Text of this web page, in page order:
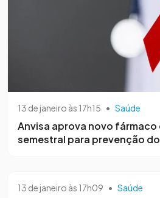
13 de janeiro às 17h15 • Saúde
Anvisa aprova novo fármaco
semestral para prevenção do
13 de janeiro às 17h09 • Saúde